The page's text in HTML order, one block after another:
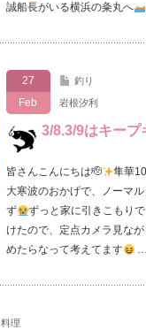
誠船長がいる横浜の粂丸へ
27
Feb
釣り
岩根汐利
3/8.3/9はキープ
皆さんこんにちは🫡 隼華
大寒波のおかげで、ノーマ
ず
ずっと家に引きこもり
けたので、定点カメラ見な
めたらなって考えてます
…
料理